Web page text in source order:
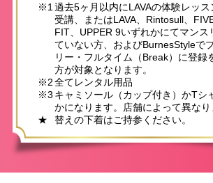
※1 過去5ヶ月以内にLAVAの体験レッ
受講、またはLAVA、Rintosull、
FIT、UPPER 9いずれかにてマンス
ていない方、およびBurnesStyleで
リー・フルタイム（Break）に登録
方が対象となります。
※2全てレンタル用品
※3 キャミソール（カップ付き）かTシ
かになります。店舗によって異なり
★
替えの下着はご持参ください。